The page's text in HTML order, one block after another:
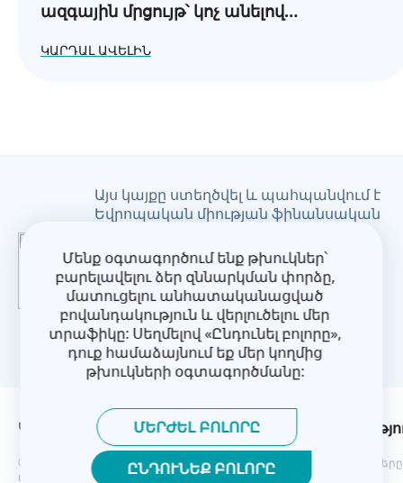
ազգային մրցույթ՝ կոչ անելով
որոնքընտրելենկայունզարգացմանուղին:
ԿԱՐԴԱԼ ԱՎԵԼԻՆ
Մենք օգտագործում ենք թխուկներ՝
բարելավելու ձեր զննարկման փորձը,
մատուցելու անհատականացված
բովանդակություն և վերլուծելու մեր
տրաֆիկը: Սեղմելով «Ընդունել բոլորը»,
դուք համաձայնում եք մեր կողմից
թխուկների օգտագործմանը:
ՄԵՐԺԵԼ ԲՈԼՈՐԸ
ԸՆԴՈՒՆԵՔ ԲՈԼՈՐԸ
Այս կայքը ստեղծվել և պահպանվում է
Եվրոպական միության ֆինանսական
բովանդակությունը հանդիսանում է
CoM East նախագծի բացառապես
պատասխանատվությունը և
պարտադիր չէ, որ արտահայտի
Եվրոպական միության
տեսակետները:
Կոնտակտներ Գաղտնիության
© Քաղաքապետերի դաշնագիր՝ Արևելք 2026. Բոլոր իրավունքները
պաշտպանված են: